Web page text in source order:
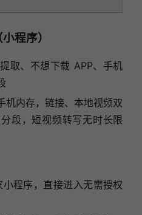
程序）
取、不想下载 APP、手机
机内存，链接、本地视频双
段，短视频转写无时长限
程序，直接进入无需授权